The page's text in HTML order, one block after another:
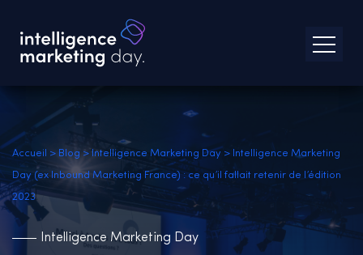
Accueil > Blog > Intelligence Marketing Day > Intelligence Marketing
Day (ex Inbound Marketing France) : ce qu’il fallait retenir de l’édition
2023
Intelligence Marketing Day